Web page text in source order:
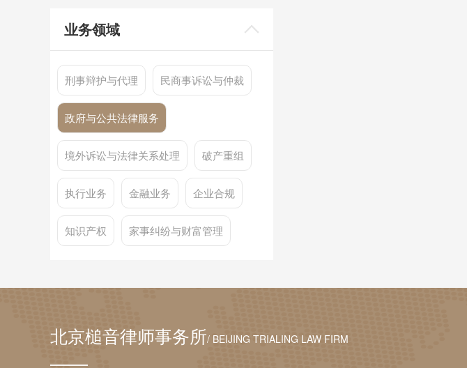
业务领域
刑事辩护与代理 民商事诉讼与仲裁
政府与公共法律服务
境外诉讼与法律关系处理 破产重组
执行业务 金融业务 企业合规
知识产权 家事纠纷与财富管理
北京槌音律师事务所/ BEIJING TRIALING LAW FIRM